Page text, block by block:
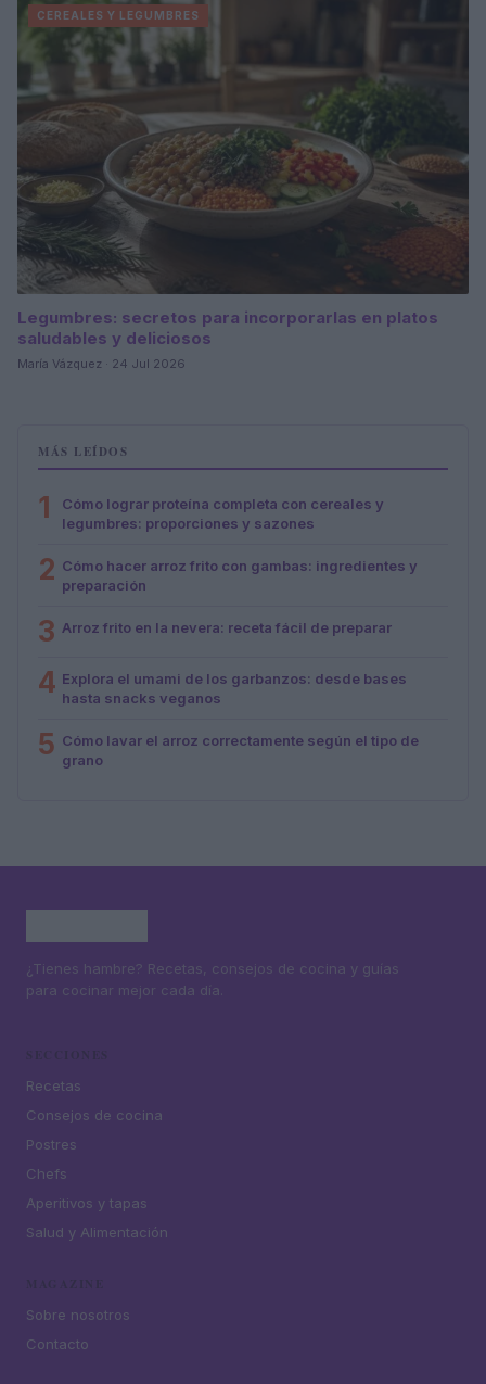
CEREALES Y LEGUMBRES
Legumbres: secretos para incorporarlas en platos
saludables y deliciosos
María Vázquez · 24 Jul 2026
MÁS LEÍDOS
1
Cómo lograr proteína completa con cereales y
legumbres: proporciones y sazones
2 Cómo hacer arroz frito con gambas: ingredientes y
preparación
3 Arroz frito en la nevera: receta fácil de preparar
4 Explora el umami de los garbanzos: desde bases
hasta snacks veganos
5 Cómo lavar el arroz correctamente según el tipo de
grano
¿Tienes hambre? Recetas, consejos de cocina y guías
para cocinar mejor cada día.
Recetas
Consejos de cocina
Postres
Chefs
Aperitivos y tapas
Salud y Alimentación
Sobre nosotros
Contacto